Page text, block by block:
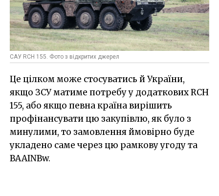
САУ RCH 155. Фото з відкритих джерел
Це цілком може стосуватись й України,
якщо ЗСУ матиме потребу у додаткових RCH
155, або якщо певна країна вирішить
профінансувати цю закупівлю, як було з
минулими, то замовлення ймовірно буде
укладено саме через цю рамкову угоду та
BAAINBw.